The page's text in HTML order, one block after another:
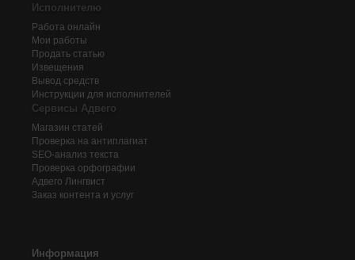
Исполнителю
Работа онлайн
Мои работы
Продать статью
Извещения
Вывод средств
Инструкции для исполнителей
Сервисы Адвего
Магазин статей
Проверка на антиплагиат
SEO-анализ текста
Проверка орфографии
Адвего Лингвист
Заказ контента и услуг
Информация